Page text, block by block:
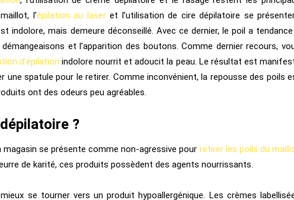
l’épilationau laseret l’utilisation de cire dépilatoire se
indolore, mais demeure déconseillé. Avec ce dernier, le poil a
et l’apparition des boutons. Comme dernier recours,
d’épilation indolore nourrit et adoucit la peau. Le résultat est
une spatule pour le retirer. Comme inconvénient, la repousse des poils
ont des odeurs peu agréables.
?
se présente comme non-agressive pour retirer les poils du
de karité, ces produits possèdent des agents nourrissants.
se tourner vers un produit hypoallergénique. Les crèmes